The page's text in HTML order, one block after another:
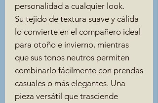
personalidad a cualquier look.
Su tejido de textura suave y cálida
lo convierte en el compañero ideal
para otoño e invierno, mientras
que sus tonos neutros permiten
combinarlo fácilmente con prendas
casuales o más elegantes. Una
pieza versátil que trasciende